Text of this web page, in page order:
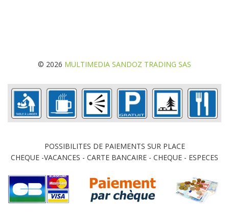
© 2026 MULTIMEDIA SANDOZ TRADING SAS
POSSIBILITES DE PAIEMENTS SUR PLACE
CHEQUE -VACANCES - CARTE BANCAIRE - CHEQUE - ESPECES